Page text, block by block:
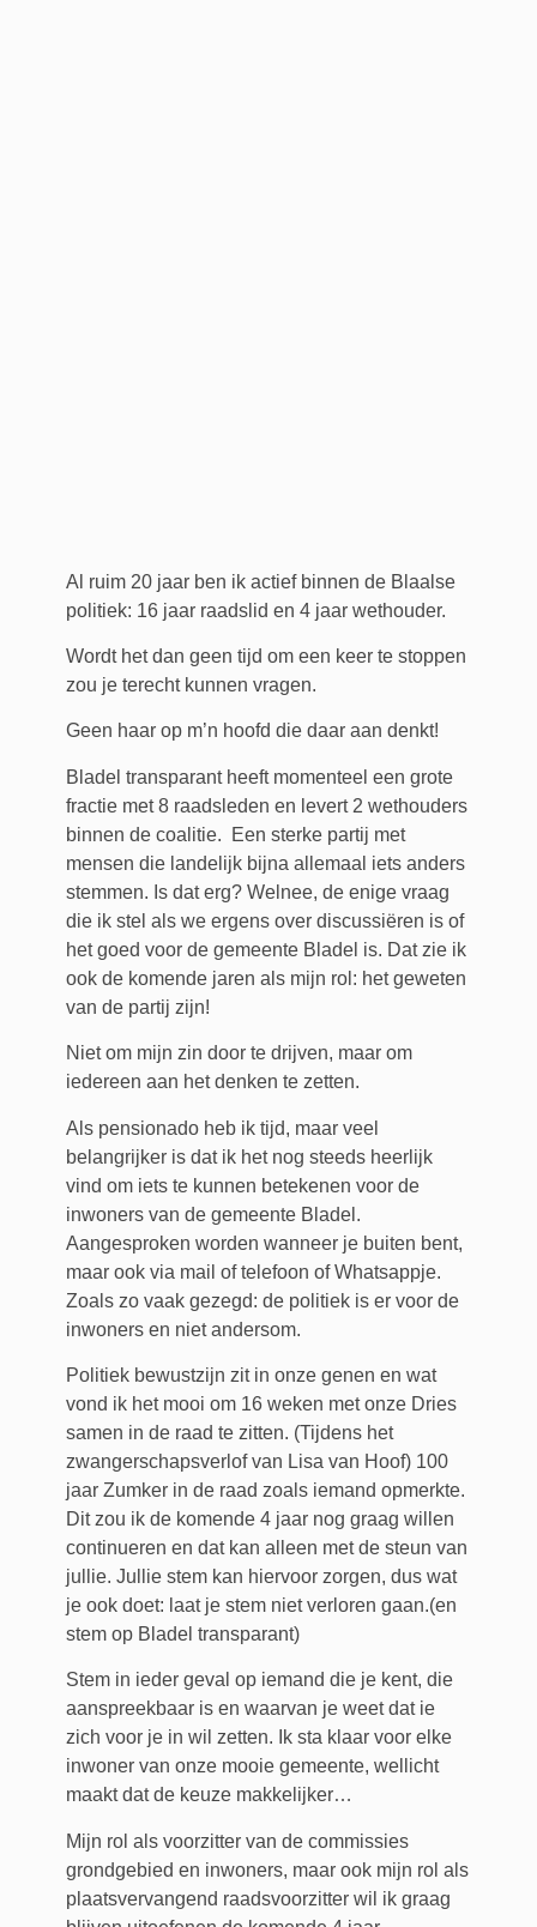
Al ruim 20 jaar ben ik actief binnen de Blaalse
politiek: 16 jaar raadslid en 4 jaar wethouder.
Wordt het dan geen tijd om een keer te stoppen
zou je terecht kunnen vragen.
Geen haar op m’n hoofd die daar aan denkt!
Bladel transparant heeft momenteel een grote
fractie met 8 raadsleden en levert 2 wethouders
binnen de coalitie. Een sterke partij met
mensen die landelijk bijna allemaal iets anders
stemmen. Is dat erg? Welnee, de enige vraag
die ik stel als we ergens over discussiëren is of
het goed voor de gemeente Bladel is. Dat zie ik
ook de komende jaren als mijn rol: het geweten
van de partij zijn!
Niet om mijn zin door te drijven, maar om
iedereen aan het denken te zetten.
Als pensionado heb ik tijd, maar veel
belangrijker is dat ik het nog steeds heerlijk
vind om iets te kunnen betekenen voor de
inwoners van de gemeente Bladel.
Aangesproken worden wanneer je buiten bent,
maar ook via mail of telefoon of Whatsappje.
Zoals zo vaak gezegd: de politiek is er voor de
inwoners en niet andersom.
Politiek bewustzijn zit in onze genen en wat
vond ik het mooi om 16 weken met onze Dries
samen in de raad te zitten. (Tijdens het
zwangerschapsverlof van Lisa van Hoof) 100
jaar Zumker in de raad zoals iemand opmerkte.
Dit zou ik de komende 4 jaar nog graag willen
continueren en dat kan alleen met de steun van
jullie. Jullie stem kan hiervoor zorgen, dus wat
je ook doet: laat je stem niet verloren gaan.(en
stem op Bladel transparant)
Stem in ieder geval op iemand die je kent, die
aanspreekbaar is en waarvan je weet dat ie
zich voor je in wil zetten. Ik sta klaar voor elke
inwoner van onze mooie gemeente, wellicht
maakt dat de keuze makkelijker…
Mijn rol als voorzitter van de commissies
grondgebied en inwoners, maar ook mijn rol als
plaatsvervangend raadsvoorzitter wil ik graag